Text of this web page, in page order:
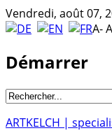
Vendredi, août 07,
A-A
Démarrer
ARTKELCH |